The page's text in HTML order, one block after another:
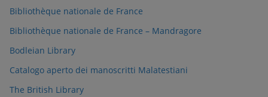
Bibliothèque nationale de France
Bibliothèque nationale de France – Mandragore
Bodleian Library
Catalogo aperto dei manoscritti Malatestiani
The British Library